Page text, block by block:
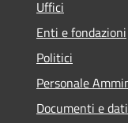
Uffici
Enti e fondazioni
Politici
Personale
Documenti e dati